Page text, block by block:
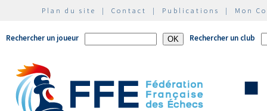
Plan du site | Contact | Publications | Mon
Rechercher un joueur Rechercher un club